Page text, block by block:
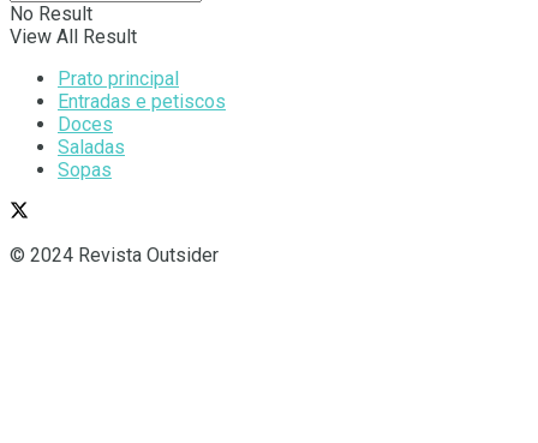
No Result
View All Result
Prato principal
Entradas e petiscos
Doces
Saladas
Sopas
© 2024 Revista Outsider